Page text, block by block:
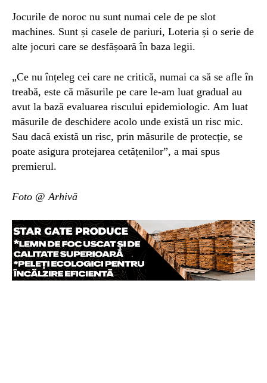
Jocurile de noroc nu sunt numai cele de pe slot
machines. Sunt și casele de pariuri, Loteria și o serie de
alte jocuri care se desfășoară în baza legii.
„Ce nu înțeleg cei care ne critică, numai ca să se afle în
treabă, este că măsurile pe care le-am luat gradual au
avut la bază evaluarea riscului epidemiologic. Am luat
măsurile de deschidere acolo unde există un risc mic.
Sau dacă există un risc, prin măsurile de protecție, se
poate asigura protejarea cetățenilor”, a mai spus
premierul.
Foto @ Arhivă